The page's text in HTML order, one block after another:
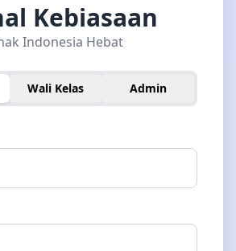
Kebiasaan
Indonesia Hebat
Wali Kelas Admin